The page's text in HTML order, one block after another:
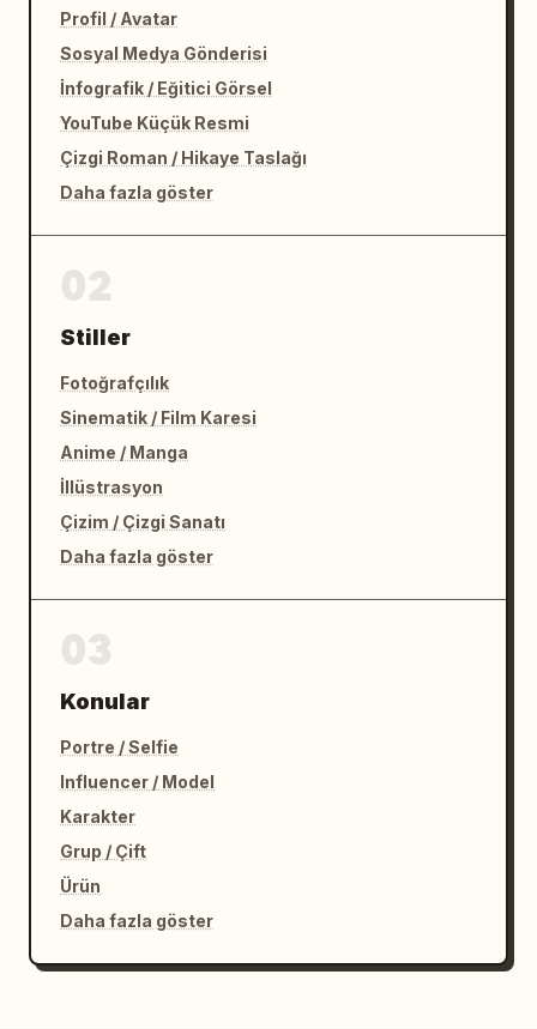
Profil / Avatar
Sosyal Medya Gönderisi
İnfografik / Eğitici Görsel
YouTube Küçük Resmi
Çizgi Roman / Hikaye Taslağı
Daha fazla göster
Stiller
Fotoğrafçılık
Sinematik / Film Karesi
Anime / Manga
İllüstrasyon
Çizim / Çizgi Sanatı
Daha fazla göster
Konular
Portre / Selfie
Influencer / Model
Karakter
Grup / Çift
Ürün
Daha fazla göster